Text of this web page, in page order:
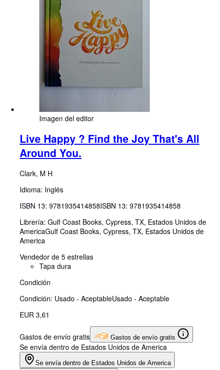
Imagen del editor
Live Happy ? Find the Joy That's All
Around You.
Clark, M H
Idioma: Inglés
ISBN 13: 9781935414858ISBN 13: 9781935414858
Librería: Gulf Coast Books, Cypress, TX, Estados Unidos de
AmericaGulf Coast Books, Cypress, TX, Estados Unidos de
America
Vendedor de 5 estrellas
Tapa dura
Condición
Condición: Usado - AceptableUsado - Aceptable
EUR 3,61
Gastos de envío gratis Gastos de envío gratis
Se envía dentro de Estados Unidos de America
Se envía dentro de Estados Unidos de America